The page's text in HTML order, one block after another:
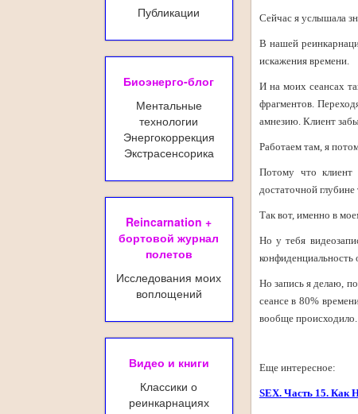
Публикации
Биоэнерго-блог
Ментальные
технологии
Энергокоррекция
Экстрасенсорика
Reincarnation +
бортовой журнал
полетов
Исследования моих
воплощений
Видео и книги
Классики о
реинкарнациях
Сейчас я услышала
В нашей
искажения времени.
И на моих сеансах
фрагментов.
амнезию. Клиент
Работаем там, я
Потому что
достаточной глубине
Так вот, именно в
Но у тебя
Но запись я делаю,
сеансе в 80%
вообще происходило.
Еще интересное:
SEX. Часть 15. Как